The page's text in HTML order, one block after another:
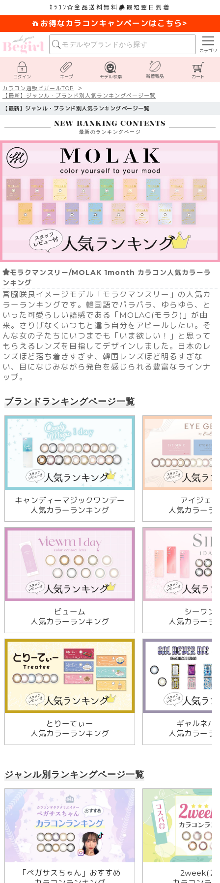
ｶﾗｺﾝ 全品送料無料 最短翌日到着
お得なカラコンキャンペーンはこちら>
カテゴリ
ログイン キープ モデル検索 新着商品 カート
カラコン通販ビガールTOP
【最新】ジャンル・ブランド別人気ランキングページ一覧
【最新】ジャンル・ブランド別人気ランキングページ一覧
NEW RANKING CONTENTS
最新のランキングページ
モラクマンスリー/MOLAK 1month カラコン人気カラーラ
ンキング
宮脇咲良イメージモデル「モラクマンスリー」の人気カ
ラーランキングです。韓国語でパラパラ、ゆらゆら、と
いった可愛らしい語感である「MOLAG(モラク)」が由
来。さりげなくいつもと違う自分をアピールしたい。そ
んな女の子たちにいつまでも「いま欲しい！」と思って
もらえるレンズを目指してデザインしました。日本のレ
ンズほど落ち着きすぎず、韓国レンズほど明るすぎな
い、目になじみながら発色を感じられる豊富なラインナ
ップ。
ブランドランキングページ一覧
キャンディーマジックワンデー
人気カラーランキング
ビューム
人気カラーランキング
とりーてぃー
人気カラーランキング
アイジェ
人気カラーラ
シーワン
人気カラーラ
ギャルネバ
人気カラーラ
ジャンル別ランキングページ一覧
「ペガサスちゃん」おすすめ
2week(２